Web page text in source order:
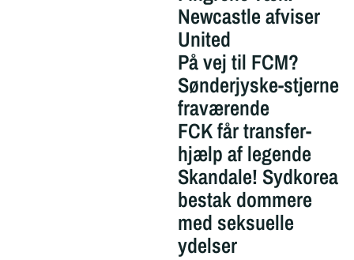
Newcastle afviser
United
På vej til FCM?
Sønderjyske-stjerne
fraværende
FCK får transfer-
hjælp af legende
Skandale! Sydkorea
bestak dommere
med seksuelle
ydelser